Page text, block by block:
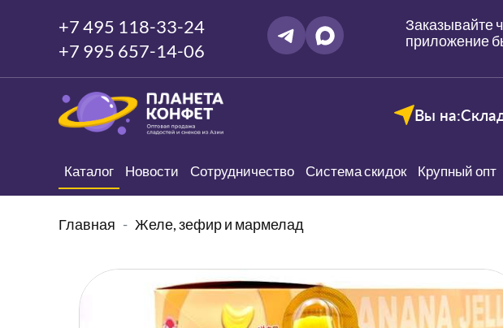
+7 495 118-33-24
+7 995 657-14-06
Заказывайте
приложение
Вы на:
Каталог Новости Сотрудничество Система скидок Крупный опт
Главная Желе, зефир и мармелад